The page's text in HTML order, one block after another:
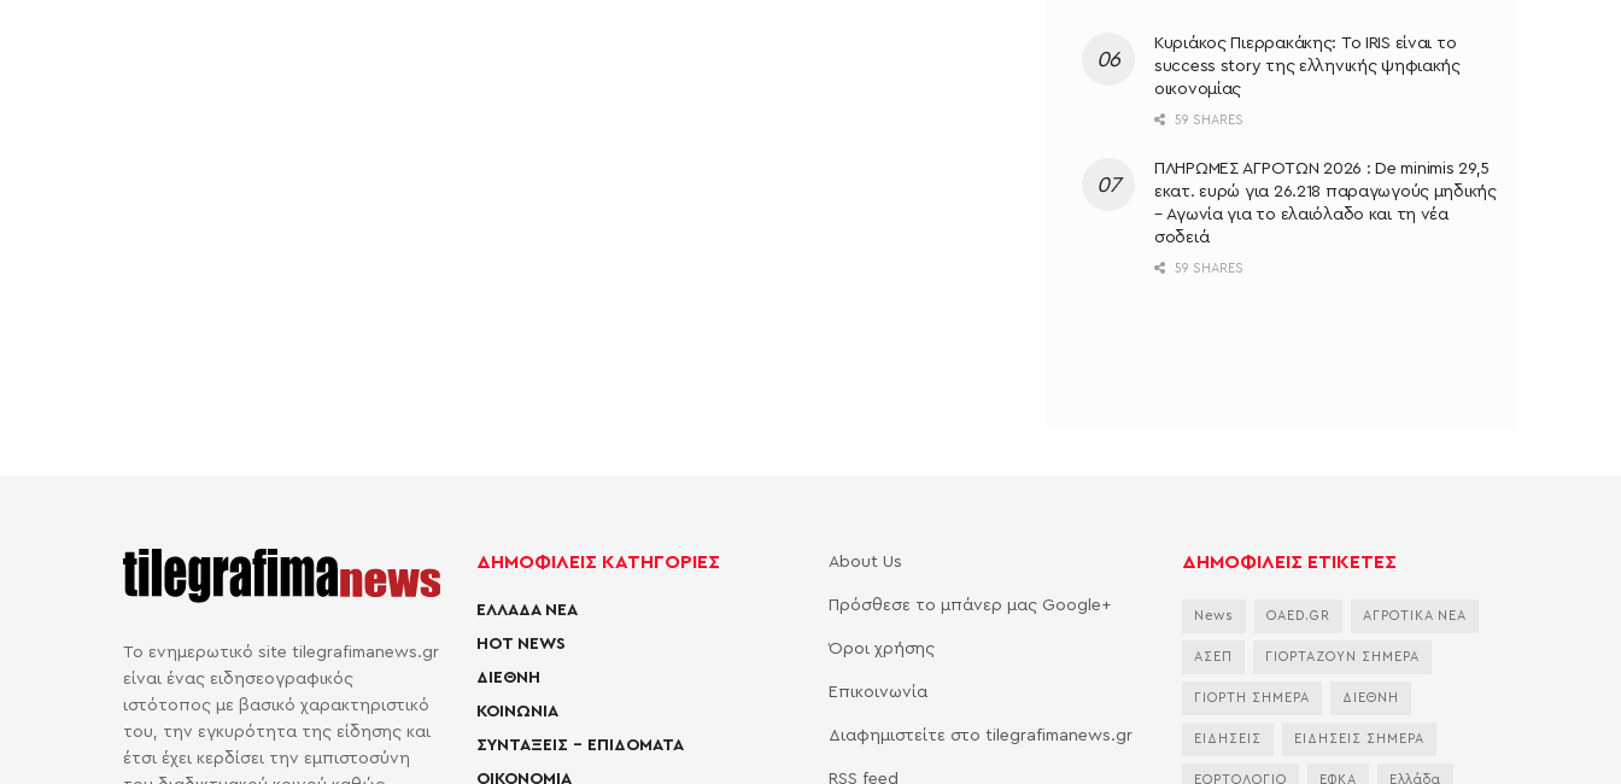
Κυριάκος Πιερρακάκης: Το IRIS είναι το
success story της ελληνικής ψηφιακής
οικονομίας
59 SHARES
ΠΛΗΡΩΜΕΣ ΑΓΡΟΤΩΝ 2026 : De minimis 29,5
εκατ. ευρώ για 26.218 παραγωγούς μηδικής
– Αγωνία για το ελαιόλαδο και τη νέα
σοδειά
59 SHARES
Το ενημερωτικό site tilegrafimanews.gr
είναι ένας ειδησεογραφικός
ιστότοπος με βασικό χαρακτηριστικό
του, την εγκυρότητα της είδησης και
έτσι έχει κερδίσει την εμπιστοσύνη
ΔΗΜΟΦΙΛΕΙΣ ΚΑΤΗΓΟΡΙΕΣ
ΕΛΛΑΔΑ ΝΕΑ
HOT NEWS
ΔΙΕΘΝΗ
ΚΟΙΝΩΝΙΑ
ΣΥΝΤΑΞΕΙΣ – ΕΠΙΔΟΜΑΤΑ
ΟΙΚΟΝΟΜΙΑ
About Us
Πρόσθεσε το μπάνερ μας Google+
Όροι χρήσης
Επικοινωνία
Διαφημιστείτε στο tilegrafimanews.gr
RSS feed
ΔΗΜΟΦΙΛΕΙΣ ΕΤΙΚΕΤΕΣ
News OAED.GR ΑΓΡΟΤΙΚΑ ΝΕΑ
ΑΣΕΠ ΓΙΟΡΤΑΖΟΥΝ ΣΗΜΕΡΑ
ΓΙΟΡΤΗ ΣΗΜΕΡΑ ΔΙΕΘΝΗ
ΕΙΔΗΣΕΙΣ ΕΙΔΗΣΕΙΣ ΣΗΜΕΡΑ
ΕΟΡΤΟΛΟΓΙΟ ΕΦΚΑ Ελλάδα